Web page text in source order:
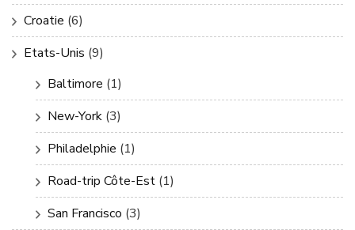
Croatie (6)
Etats-Unis (9)
Baltimore (1)
New-York (3)
Philadelphie (1)
Road-trip Côte-Est (1)
San Francisco (3)